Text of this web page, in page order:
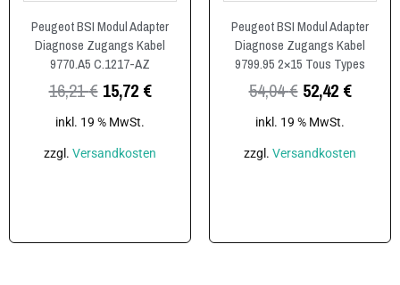
Peugeot BSI Modul Adapter
Diagnose Zugangs Kabel
9770.A5 C.1217-AZ
16,21€ 15,72 €
inkl. 19 % MwSt.
zzgl. Versandkosten
Peugeot BSI Modul Adapter
Diagnose Zugangs Kabel
9799.95 2×15 Tous Types
54,04€ 52,42 €
inkl. 19 % MwSt.
zzgl. Versandkosten